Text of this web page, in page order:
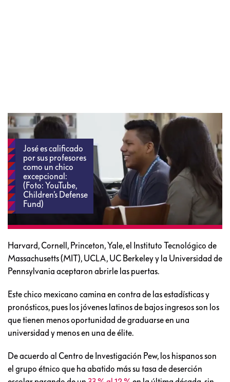
José es calificado
por sus profesores
como un chico
excepcional:
(Foto: YouTube,
Children’s Defense
Fund)
Harvard, Cornell, Princeton, Yale, el Instituto Tecnológico de
Massachusetts (MIT), UCLA, UC Berkeley y la Universidad de
Pennsylvania aceptaron abrirle las puertas.
Este chico mexicano camina en contra de las estadísticas y
pronósticos, pues los jóvenes latinos de bajos ingresos son los
que tienen menos oportunidad de graduarse en una
universidad y menos en una de élite.
De acuerdo al Centro de Investigación Pew, los hispanos son
el grupo étnico que ha abatido más su tasa de deserción